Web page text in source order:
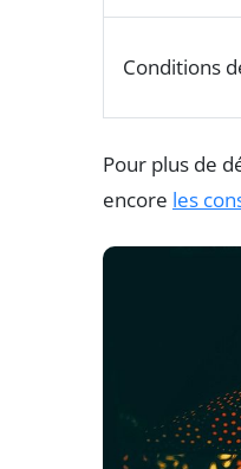
Conditions
Pour plus de
encore les